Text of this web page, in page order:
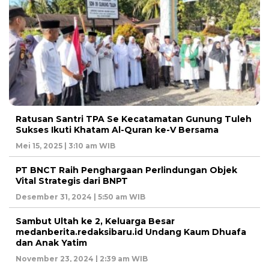
Ratusan Santri TPA Se Kecatamatan Gunung Tuleh
Sukses Ikuti Khatam Al-Quran ke-V Bersama
Mei 15, 2025 | 3:10 am WIB
PT BNCT Raih Penghargaan Perlindungan Objek
Vital Strategis dari BNPT
Desember 31, 2024 | 5:50 am WIB
Sambut Ultah ke 2, Keluarga Besar
medanberita.redaksibaru.id Undang Kaum Dhuafa
dan Anak Yatim
November 23, 2024 | 2:39 am WIB